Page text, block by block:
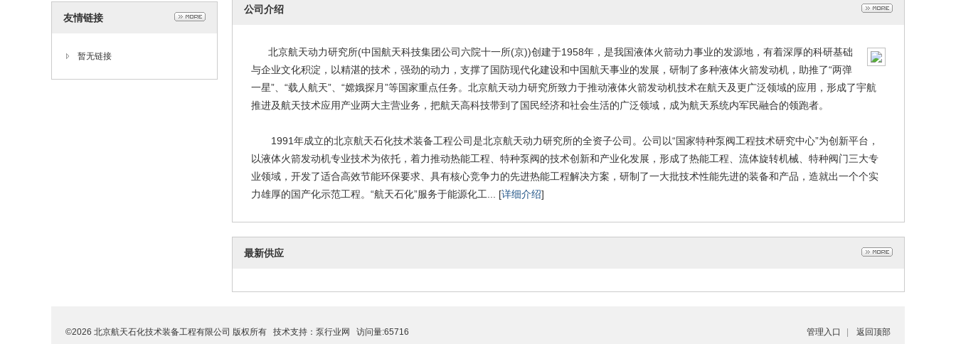
友情链接
暂无链接
公司介绍
北京航天动力研究所(中国航天科技集团公司六院十一所(京))创建于1958年，是我国液体火箭动力事业的发源地，有着深厚的科研基础
与企业文化积淀，以精湛的技术，强劲的动力，支撑了国防现代化建设和中国航天事业的发展，研制了多种液体火箭发动机，助推了“两弹
一星”、“载人航天”、“嫦娥探月”等国家重点任务。北京航天动力研究所致力于推动液体火箭发动机技术在航天及更广泛领域的应用，形成了宇航
推进及航天技术应用产业两大主营业务，把航天高科技带到了国民经济和社会生活的广泛领域，成为航天系统内军民融合的领跑者。
1991年成立的北京航天石化技术装备工程公司是北京航天动力研究所的全资子公司。公司以“国家特种泵阀工程技术研究中心”为创新平台，
以液体火箭发动机专业技术为依托，着力推动热能工程、特种泵阀的技术创新和产业化发展，形成了热能工程、流体旋转机械、特种阀门三大专
业领域，开发了适合高效节能环保要求、具有核心竞争力的先进热能工程解决方案，研制了一大批技术性能先进的装备和产品，造就出一个个实
力雄厚的国产化示范工程。“航天石化”服务于能源化工... [详细介绍]
最新供应
管理入口 返回顶部
©2026 北京航天石化技术装备工程有限公司 版权所有 技术支持： 泵行业网 访问量:65716